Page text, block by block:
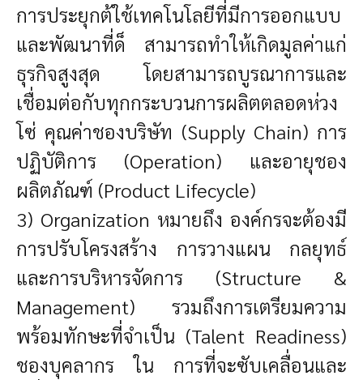
การประยุกต้ใช้เทคโนโลยีที่มีการออกแบบ
และพัฒนาที่ด็ สามารถทำให้เกิดมูลค่าแก่
ธุรกิจสูงสุด โดยสามารถบูรณาการและ
เชื่อมต่อกับทุกกระบวนการผลิตตลอดห่วง
โซ่ คุณค่าชองบริษัท (Supply Chain) การ
ปฏิบัติการ (Operation) และอายุชอง
ผลิตภัณฑ์ (Product Lifecycle)
3) Organization หมายถึง องค์กรจะต้องมี
การปรับโครงสร้าง การวางแผน กลยุทธ์
และการบริหารจัดการ (Structure &
Management) รวมถึงการเตรียมความ
พร้อมทักษะที่จำเป็น (Talent Readiness)
ชองบุคลากร ใน การที่จะซับเคลื่อนและ